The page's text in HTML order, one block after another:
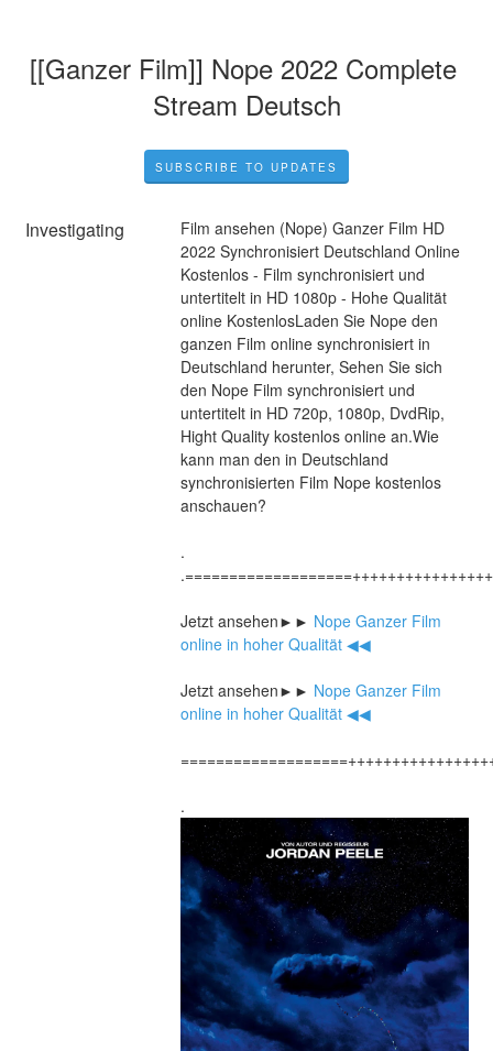
[[Ganzer Film]] Nope 2022 Complete
Stream Deutsch
SUBSCRIBE TO UPDATES
Investigating
Film ansehen (Nope) Ganzer Film HD
2022 Synchronisiert Deutschland Online
Kostenlos - Film synchronisiert und
untertitelt in HD 1080p - Hohe Qualität
online KostenlosLaden Sie Nope den
ganzen Film online synchronisiert in
Deutschland herunter, Sehen Sie sich
den Nope Film synchronisiert und
untertitelt in HD 720p, 1080p, DvdRip,
Hight Quality kostenlos online an.Wie
kann man den in Deutschland
synchronisierten Film Nope kostenlos
anschauen?
.
Jetzt ansehen►► Nope Ganzer Film
online in hoher Qualität ◀◀
Jetzt ansehen►► Nope Ganzer Film
online in hoher Qualität ◀◀
.